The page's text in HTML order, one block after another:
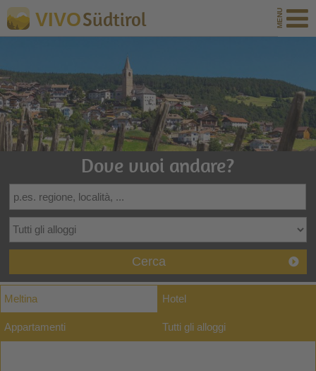
VIVOSüdtirol
Dove vuoi andare?
Cerca
Meltina Hotel
Appartamenti Tutti gli alloggi